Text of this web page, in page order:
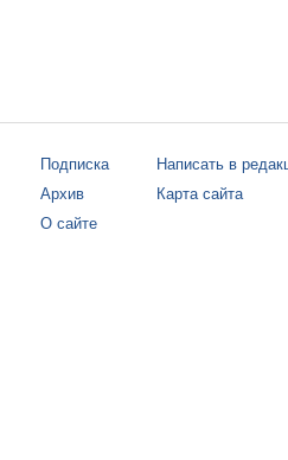
Подписка
Архив
О сайте
Написать в
Карта сайта